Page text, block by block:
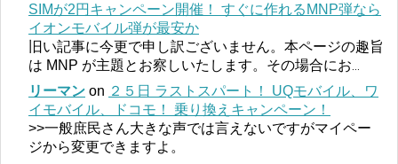
SIMが2円キャンペーン開催！ すぐに作れるMNP弾なら
イオンモバイル弾が最安か
旧い記事に今更で申し訳ございません。本ページの趣旨
は MNP が主題とお察しいたします。その場合にお
リーマン on ２５日 ラストスパート！ UQモバイル、ワ
イモバイル、ドコモ！ 乗り換えキャンペーン！
>>一般庶民さん大きな声では言えないですがマイペー
ジから変更できますよ。